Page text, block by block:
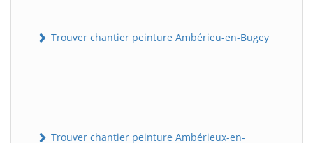
Trouver chantier peinture Ambérieu-en-Bugey
Trouver chantier peinture Ambérieux-en-